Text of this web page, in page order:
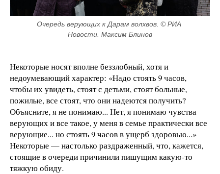
Очередь верующих к Дарам волхвов. © РИА
Новости. Максим Блинов
Некоторые носят вполне беззлобный, хотя и
недоумевающий характер: «Надо стоять 9 часов,
чтобы их увидеть, стоят с детьми, стоят больные,
пожилые, все стоят, что они надеются получить?
Объясните, я не понимаю... Нет, я понимаю чувства
верующих и все такое, у меня в семье практически все
верующие... но стоять 9 часов в ущерб здоровью...»
Некоторые — настолько раздраженный, что, кажется,
стоящие в очереди причинили пишущим какую-то
тяжкую обиду.